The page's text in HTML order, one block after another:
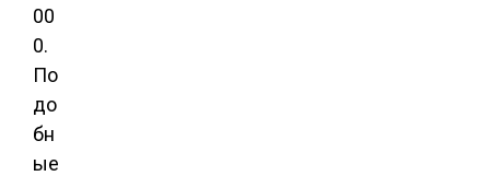
00
0.
По
до
бн
ые